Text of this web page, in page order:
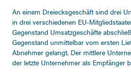
An einem Dreiecksgeschäft sind drei
in drei verschiedenen EU-
Gegenstand Umsatzgeschäfte
Gegenstand unmittelbar vom ersten
Abnehmer gelangt. Der mittlere
der letzte Unternehmer als Empfänger